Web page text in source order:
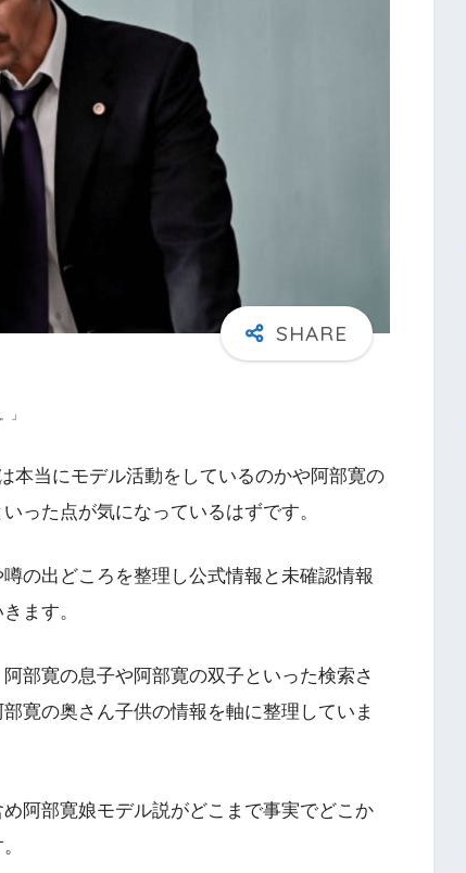
」
本当にモデル活動をしているのかや阿部寛の
った点が気になっているはずです。
の出どころを整理し公式情報と未確認情報
ます。
部寛の息子や阿部寛の双子といった検索さ
寛の奥さん子供の情報を軸に整理していま
阿部寛娘モデル説がどこまで事実でどこか